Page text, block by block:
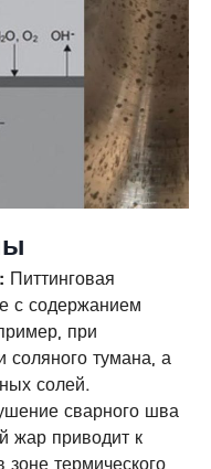
Питтинговая
с содержанием
при
соляного тумана, а
солей.
сварного шва
жар приводит к
термического